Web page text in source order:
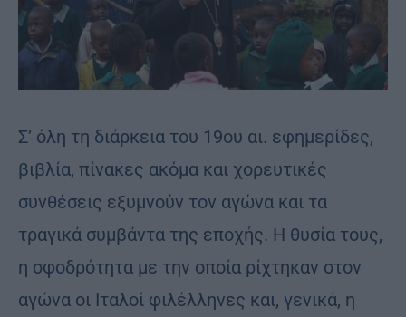
Σ’ όλη τη διάρκεια του 19ου αι. εφημερίδες,
βιβλία, πίνακες ακόμα και χορευτικές
συνθέσεις εξυμνούν τον αγώνα και τα
τραγικά συμβάντα της εποχής. Η θυσία τους,
η σφοδρότητα με την οποία ρίχτηκαν στον
αγώνα οι Ιταλοί φιλέλληνες και, γενικά, η